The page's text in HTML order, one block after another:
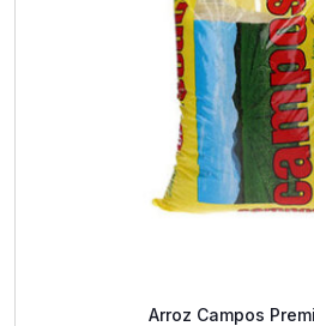
Arroz Campos